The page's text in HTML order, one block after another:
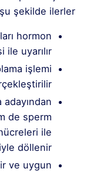
şekilde ilerler:
hormon
ile uyarılır.
işlemi
de sperm
ile
döllenir.
ve uygun